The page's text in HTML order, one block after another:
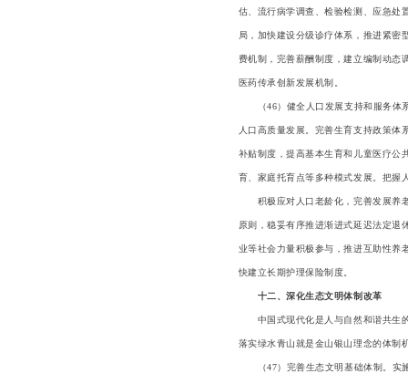
估、流行病学调查、检验检测、应急处
局，加快建设分级诊疗体系，推进紧密
费机制，完善薪酬制度，建立编制动态
医药传承创新发展机制。
（46）健全人口发展支持和服务体系
人口高质量发展。完善生育支持政策
补贴制度，提高基本生育和儿童医疗公
育、家庭托育点等多种模式发展。把握
积极应对人口老龄化，完善发展养老
原则，稳妥有序推进渐进式延迟法定退
业等社会力量积极参与，推进互助性养
快建立长期护理保险制度。
十二、深化生态文明体制改革
中国式现代化是人与自然和谐共生的
落实绿水青山就是金山银山理念的体制
（47）完善生态文明基础体制。实施